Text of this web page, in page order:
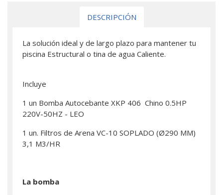
DESCRIPCIÓN
La solución ideal y de largo plazo para mantener tu
piscina Estructural o tina de agua Caliente.
Incluye
1 un Bomba Autocebante XKP 406 Chino 0.5HP
220V-50HZ - LEO
1 un. Filtros de Arena VC-10 SOPLADO (Ø290 MM)
3,1 M3/HR
La bomba